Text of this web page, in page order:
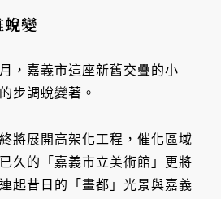
變
，嘉義市這座新舊交疊的小
步調蛻變著。
將展開高架化工程，催化區域
久的「嘉義市立美術館」更將
起昔日的「畫都」光景與嘉義